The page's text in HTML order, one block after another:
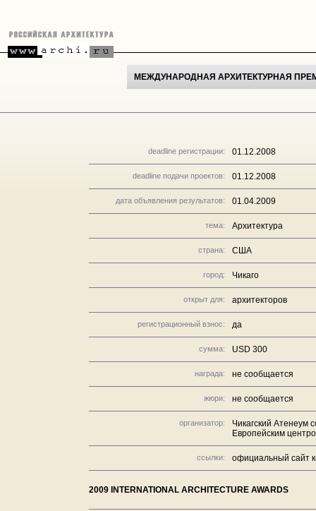
МЕЖДУНАРОДНАЯ АРХИТЕКТУРНАЯ
deadline регистрации: 01.12.2008
deadline подачи проектов: 01.12.2008
дата объявления результатов: 01.04.2009
тема: Архитектура
страна: США
город: Чикаго
открыт для: архитекторов
регистрационный взнос: да
сумма: USD 300
награда: не сообщается
жюри: не сообщается
организатор:
Чикагский Атенеум
Европейским
ссылки: официальный сайт
2009 INTERNATIONAL ARCHITECTURE AWARDS